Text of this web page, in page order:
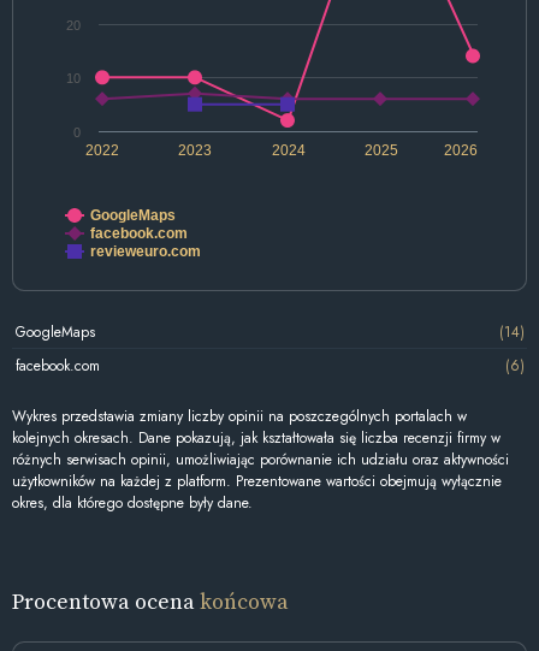
2022 2024 2026
2023 2025
0
10
20
GoogleMaps
facebook.com
revieweuro.com
GoogleMaps
(14)
facebook.com
(6)
Wykres przedstawia zmiany liczby opinii na poszczególnych portalach w
kolejnych okresach. Dane pokazują, jak kształtowała się liczba recenzji firmy w
różnych serwisach opinii, umożliwiając porównanie ich udziału oraz aktywności
użytkowników na każdej z platform. Prezentowane wartości obejmują wyłącznie
okres, dla którego dostępne były dane.
Procentowa ocenakońcowa